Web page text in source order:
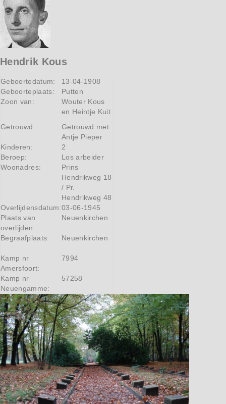
Hendrik Kous
Geboortedatum:
13-04-1908
Geboorteplaats:
Putten
Zoon van:
Wouter Kous
en Heintje Kuit
Getrouwd:
Getrouwd met
Antje Pieper
Kinderen:
2
Beroep:
Los arbeider
Woonadres:
Prins
Hendrikweg 18
/ Pr.
Hendrikweg 48
Overlijdensdatum:03-06-1945
Plaats van
overlijden:
Neuenkirchen
Begraafplaats: Neuenkirchen
Kamp nr
Amersfoort:
7994
Kamp nr
Neuengamme:
57258